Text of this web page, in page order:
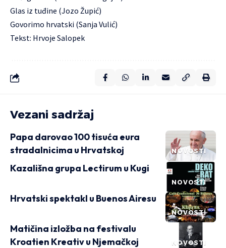
Glas iz tuđine (Jozo Župić)
Govorimo hrvatski (Sanja Vulić)
Tekst: Hrvoje Salopek
Vezani sadržaj
NOVOSTI
Papa darovao 100 tisuća eura
stradalnicima u Hrvatskoj
NOVOSTI
Kazališna grupa Lectirum u Kugi
NOVOSTI
Hrvatski spektakl u Buenos Airesu
NOVOSTI
Matičina izložba na festivalu
Kroatien Kreativ u Njemačkoj